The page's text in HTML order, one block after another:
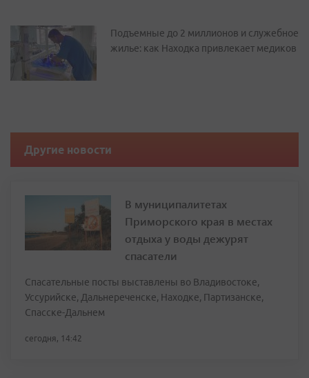
Подъемные до 2 миллионов и служебное
жилье: как Находка привлекает медиков
Другие новости
В муниципалитетах
Приморского края в местах
отдыха у воды дежурят
спасатели
Спасательные посты выставлены во Владивостоке,
Уссурийске, Дальнереченске, Находке, Партизанске,
Спасске-Дальнем
сегодня, 14:42